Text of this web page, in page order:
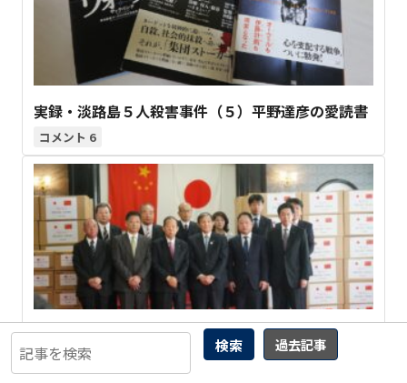
検索 過去記事
実録・淡路島５人殺害事件（５）平野達彦の愛読書
6
【和歌山県】二階俊博が 次期知事選、岸本周平擁立
の “噂の真相 ”